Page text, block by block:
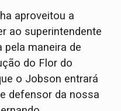
aproveitou a
ao superintendente
pela maneira de
do Flor do
o Jobson entrará
defensor da nossa